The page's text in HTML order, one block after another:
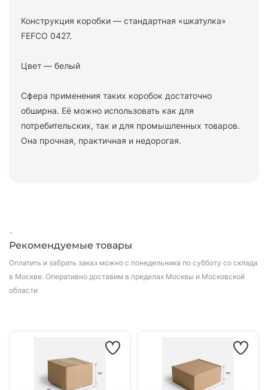
Конструкция коробки — стандартная «шкатулка»
FEFCO 0427.
Цвет — белый
Сфера применения таких коробок достаточно
обширна. Её можно использовать как для
потребительских, так и для промышленных товаров.
Она прочная, практичная и недорогая.
`
Рекомендуемые товары
Оплатить и забрать заказ можно с понедельника по субботу со склада
в Москве. Оперативно доставим в пределах Москвы и Московской
области